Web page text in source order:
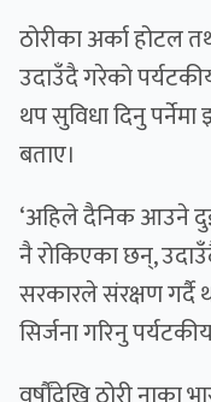
ठोरीका अर्का होटल
उदाउँदै गरेको
थप सुविधा दिनु
बताए।
‘अहिले दैनिक आउने
नै रोकिएका छन्,
सरकारले संरक्षण गर्दै
सिर्जना गरिनु